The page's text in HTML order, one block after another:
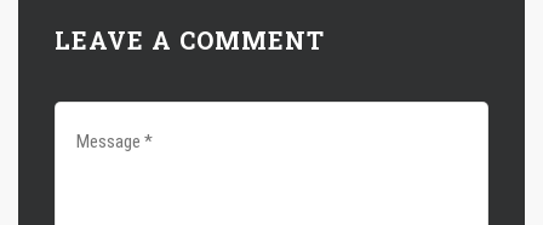
LEAVE A COMMENT